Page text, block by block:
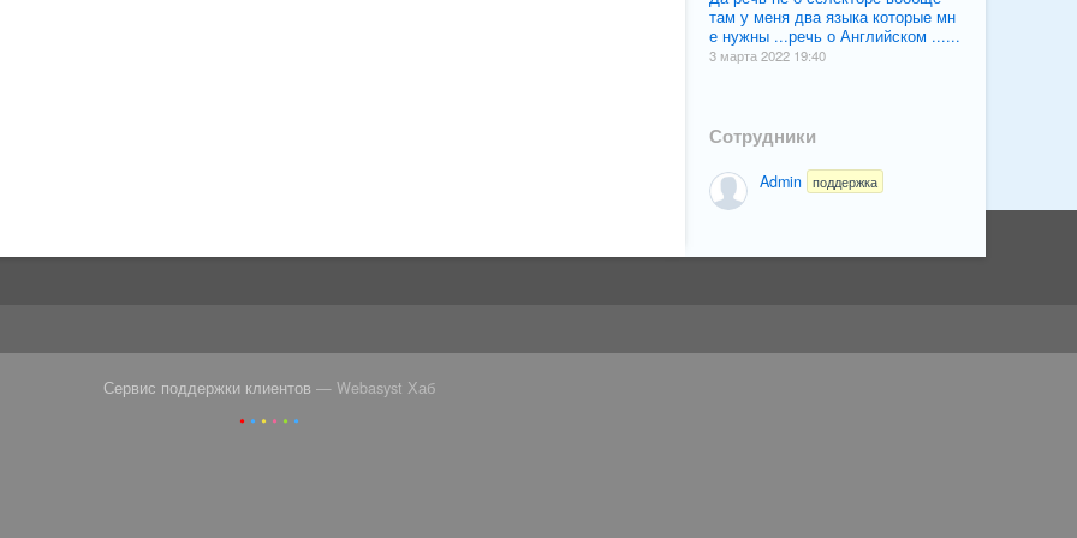
там у меня два языка которые мн
е нужны ...речь о Английском ......
3 марта 2022 19:40
Сотрудники
Admin поддержка
Сервис поддержки клиентов — Webasyst Хаб